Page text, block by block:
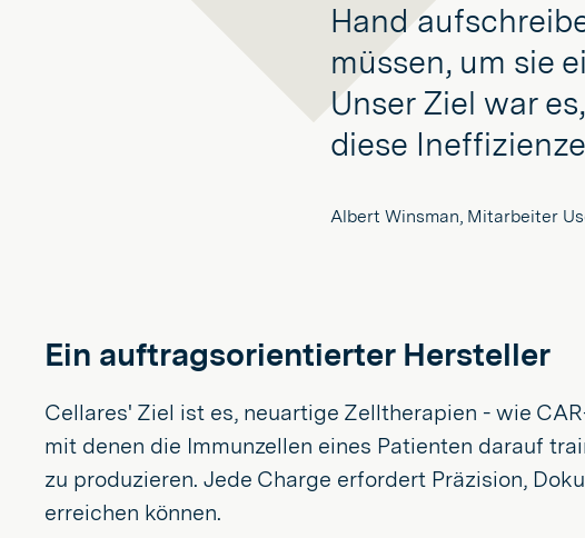
Hand
müssen, um sie
Unser Ziel war
diese
Albert Winsman, Mitarbeiter
Ein auftragsorientierter Hersteller
Cellares' Ziel ist es, neuartige Zelltherapien - wie
mit denen die Immunzellen eines Patienten darauf
zu produzieren. Jede Charge erfordert Präzision,
erreichen können.